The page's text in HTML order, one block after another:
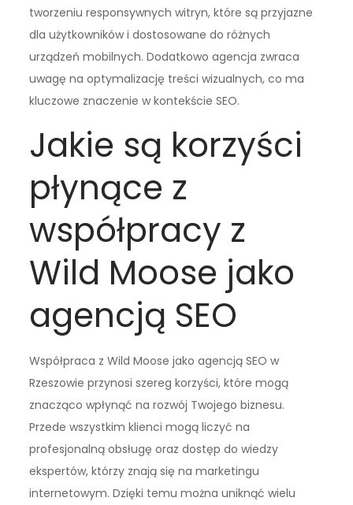
tworzeniu responsywnych witryn, które są przyjazne
dla użytkowników i dostosowane do różnych
urządzeń mobilnych. Dodatkowo agencja zwraca
uwagę na optymalizację treści wizualnych, co ma
kluczowe znaczenie w kontekście SEO.
Jakie są korzyści
płynące z
współpracy z
Wild Moose jako
agencją SEO
Współpraca z Wild Moose jako agencją SEO w
Rzeszowie przynosi szereg korzyści, które mogą
znacząco wpłynąć na rozwój Twojego biznesu.
Przede wszystkim klienci mogą liczyć na
profesjonalną obsługę oraz dostęp do wiedzy
ekspertów, którzy znają się na marketingu
internetowym. Dzięki temu można uniknąć wielu